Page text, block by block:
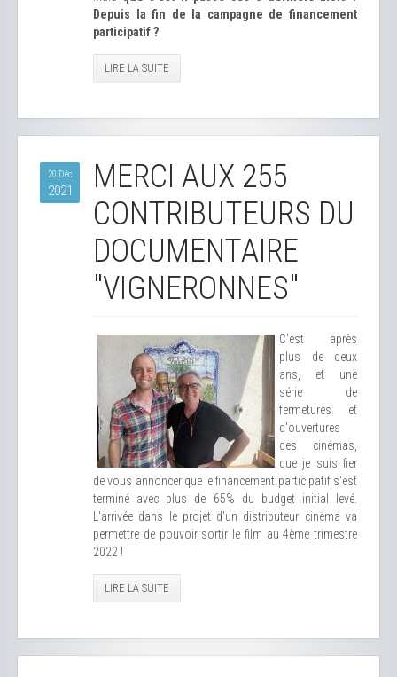
Depuis la fin de la campagne de financement
participatif ?
LIRE LA SUITE
20 Déc
2021
MERCI AUX 255
CONTRIBUTEURS DU
DOCUMENTAIRE
"VIGNERONNES"
C'est après
plus de deux
ans, et une
série de
fermetures et
d'ouvertures
des cinémas,
que je suis fier
de vous annoncer que le financement participatif s'est
terminé avec plus de 65% du budget initial levé.
L'arrivée dans le projet d'un distributeur cinéma va
permettre de pouvoir sortir le film au 4ème trimestre
2022 !
LIRE LA SUITE